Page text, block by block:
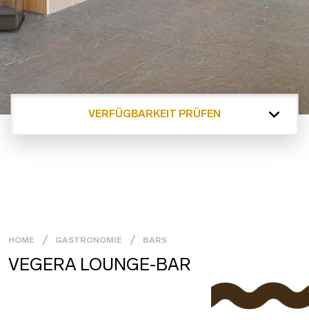
VERFÜGBARKEIT PRÜFEN
HOME GASTRONOMIE BARS
VEGERA LOUNGE-BAR